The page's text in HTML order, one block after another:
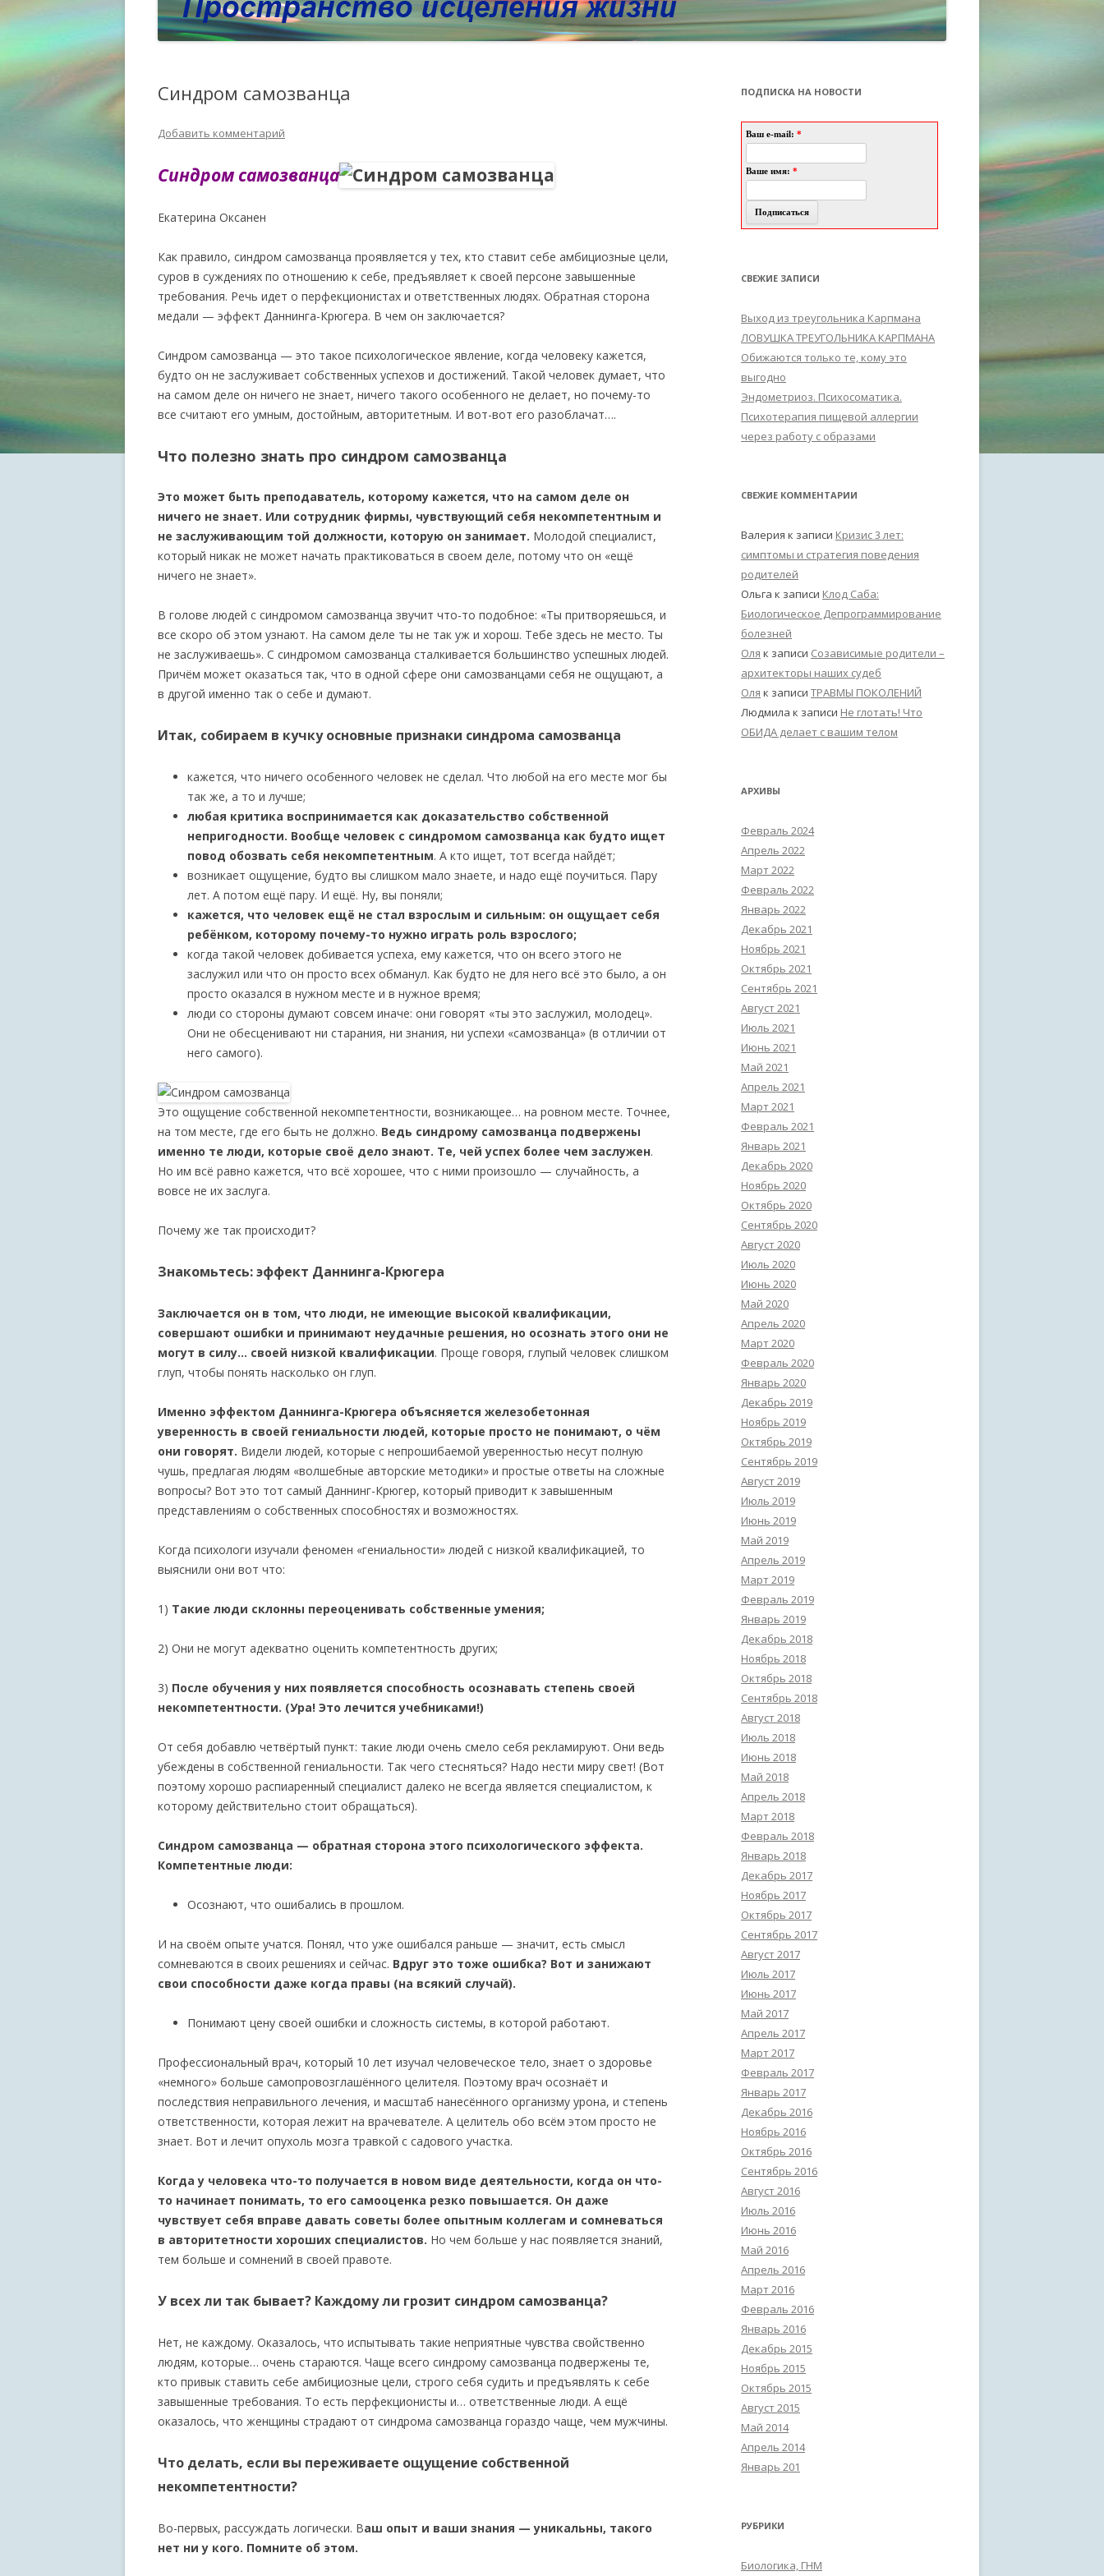
Синдром самозванца
Добавить комментарий
Синдром самозванца
Екатерина Оксанен
Как правило, синдром самозванца проявляется у тех, кто ставит себе амбициозные цели,
суров в суждениях по отношению к себе, предъявляет к своей персоне завышенные
требования. Речь идет о перфекционистах и ответственных людях. Обратная сторона
медали — эффект Даннинга-Крюгера. В чем он заключается?
Синдром самозванца — это такое психологическое явление, когда человеку кажется,
будто он не заслуживает собственных успехов и достижений. Такой человек думает, что
на самом деле он ничего не знает, ничего такого особенного не делает, но почему-то
все считают его умным, достойным, авторитетным. И вот-вот его разоблачат….
Что полезно знать про синдром самозванца
Это может быть преподаватель, которому кажется, что на самом деле он
ничего не знает. Или сотрудник фирмы, чувствующий себя некомпетентным и
не заслуживающим той должности, которую он занимает. Молодой специалист,
который никак не может начать практиковаться в своем деле, потому что он «ещё
ничего не знает».
В голове людей с синдромом самозванца звучит что-то подобное: «Ты притворяешься, и
все скоро об этом узнают. На самом деле ты не так уж и хорош. Тебе здесь не место. Ты
не заслуживаешь». С синдромом самозванца сталкивается большинство успешных людей.
Причём может оказаться так, что в одной сфере они самозванцами себя не ощущают, а
в другой именно так о себе и думают.
Итак, собираем в кучку основные признаки синдрома самозванца
кажется, что ничего особенного человек не сделал. Что любой на его месте мог бы
так же, а то и лучше;
любая критика воспринимается как доказательство собственной
непригодности. Вообще человек с синдромом самозванца как будто ищет
повод обозвать себя некомпетентным. А кто ищет, тот всегда найдёт;
возникает ощущение, будто вы слишком мало знаете, и надо ещё поучиться. Пару
лет. А потом ещё пару. И ещё. Ну, вы поняли;
кажется, что человек ещё не стал взрослым и сильным: он ощущает себя
ребёнком, которому почему-то нужно играть роль взрослого;
когда такой человек добивается успеха, ему кажется, что он всего этого не
заслужил или что он просто всех обманул. Как будто не для него всё это было, а он
просто оказался в нужном месте и в нужное время;
люди со стороны думают совсем иначе: они говорят «ты это заслужил, молодец».
Они не обесценивают ни старания, ни знания, ни успехи «самозванца» (в отличии от
него самого).
Это ощущение собственной некомпетентности, возникающее… на ровном месте. Точнее,
на том месте, где его быть не должно. Ведь синдрому самозванца подвержены
именно те люди, которые своё дело знают. Те, чей успех более чем заслужен.
Но им всё равно кажется, что всё хорошее, что с ними произошло — случайность, а
вовсе не их заслуга.
Почему же так происходит?
Знакомьтесь: эффект Даннинга-Крюгера
Заключается он в том, что люди, не имеющие высокой квалификации,
совершают ошибки и принимают неудачные решения, но осознать этого они не
могут в силу… своей низкой квалификации. Проще говоря, глупый человек слишком
глуп, чтобы понять насколько он глуп.
Именно эффектом Даннинга-Крюгера объясняется железобетонная
уверенность в своей гениальности людей, которые просто не понимают, о чём
они говорят. Видели людей, которые с непрошибаемой уверенностью несут полную
чушь, предлагая людям «волшебные авторские методики» и простые ответы на сложные
вопросы? Вот это тот самый Даннинг-Крюгер, который приводит к завышенным
представлениям о собственных способностях и возможностях.
Когда психологи изучали феномен «гениальности» людей с низкой квалификацией, то
выяснили они вот что:
1) Такие люди склонны переоценивать собственные умения;
2) Они не могут адекватно оценить компетентность других;
3) После обучения у них появляется способность осознавать степень своей
некомпетентности. (Ура! Это лечится учебниками!)
От себя добавлю четвёртый пункт: такие люди очень смело себя рекламируют. Они ведь
убеждены в собственной гениальности. Так чего стесняться? Надо нести миру свет! (Вот
поэтому хорошо распиаренный специалист далеко не всегда является специалистом, к
которому действительно стоит обращаться).
Синдром самозванца — обратная сторона этого психологического эффекта.
Компетентные люди:
Осознают, что ошибались в прошлом.
И на своём опыте учатся. Понял, что уже ошибался раньше — значит, есть смысл
сомневаются в своих решениях и сейчас. Вдруг это тоже ошибка? Вот и занижают
свои способности даже когда правы (на всякий случай).
Понимают цену своей ошибки и сложность системы, в которой работают.
Профессиональный врач, который 10 лет изучал человеческое тело, знает о здоровье
«немного» больше самопровозглашённого целителя. Поэтому врач осознаёт и
последствия неправильного лечения, и масштаб нанесённого организму урона, и степень
ответственности, которая лежит на врачевателе. А целитель обо всём этом просто не
знает. Вот и лечит опухоль мозга травкой с садового участка.
Когда у человека что-то получается в новом виде деятельности, когда он что-
то начинает понимать, то его самооценка резко повышается. Он даже
чувствует себя вправе давать советы более опытным коллегам и сомневаться
в авторитетности хороших специалистов. Но чем больше у нас появляется знаний,
тем больше и сомнений в своей правоте.
У всех ли так бывает? Каждому ли грозит синдром самозванца?
Нет, не каждому. Оказалось, что испытывать такие неприятные чувства свойственно
людям, которые… очень стараются. Чаще всего синдрому самозванца подвержены те,
кто привык ставить себе амбициозные цели, строго себя судить и предъявлять к себе
завышенные требования. То есть перфекционисты и… ответственные люди. А ещё
оказалось, что женщины страдают от синдрома самозванца гораздо чаще, чем мужчины.
Что делать, если вы переживаете ощущение собственной
некомпетентности?
Во-первых, рассуждать логически. Ваш опыт и ваши знания — уникальны, такого
нет ни у кого. Помните об этом.
ПОДПИСКА НА НОВОСТИ
Ваш e-mail: *
Ваше имя: *
СВЕЖИЕ ЗАПИСИ
Выход из треугольника Карпмана
ЛОВУШКА ТРЕУГОЛЬНИКА КАРПМАНА
Обижаются только те, кому это
выгодно
Эндометриоз. Психосоматика.
Психотерапия пищевой аллергии
через работу с образами
СВЕЖИЕ КОММЕНТАРИИ
Валерия к записи Кризис 3 лет:
симптомы и стратегия поведения
родителей
Ольга к записи Клод Саба:
Биологическое Депрограммирование
болезней
Оля к записи Созависимые родители –
архитекторы наших судеб
Оля к записи ТРАВМЫ ПОКОЛЕНИЙ
Людмила к записи Не глотать! Что
ОБИДА делает с вашим телом
АРХИВЫ
Февраль 2024
Апрель 2022
Март 2022
Февраль 2022
Январь 2022
Декабрь 2021
Ноябрь 2021
Октябрь 2021
Сентябрь 2021
Август 2021
Июль 2021
Июнь 2021
Май 2021
Апрель 2021
Март 2021
Февраль 2021
Январь 2021
Декабрь 2020
Ноябрь 2020
Октябрь 2020
Сентябрь 2020
Август 2020
Июль 2020
Июнь 2020
Май 2020
Апрель 2020
Март 2020
Февраль 2020
Январь 2020
Декабрь 2019
Ноябрь 2019
Октябрь 2019
Сентябрь 2019
Август 2019
Июль 2019
Июнь 2019
Май 2019
Апрель 2019
Март 2019
Февраль 2019
Январь 2019
Декабрь 2018
Ноябрь 2018
Октябрь 2018
Сентябрь 2018
Август 2018
Июль 2018
Июнь 2018
Май 2018
Апрель 2018
Март 2018
Февраль 2018
Январь 2018
Декабрь 2017
Ноябрь 2017
Октябрь 2017
Сентябрь 2017
Август 2017
Июль 2017
Июнь 2017
Май 2017
Апрель 2017
Март 2017
Февраль 2017
Январь 2017
Декабрь 2016
Ноябрь 2016
Октябрь 2016
Сентябрь 2016
Август 2016
Июль 2016
Июнь 2016
Май 2016
Апрель 2016
Март 2016
Февраль 2016
Январь 2016
Декабрь 2015
Ноябрь 2015
Октябрь 2015
Август 2015
Май 2014
Апрель 2014
Январь 201
РУБРИКИ
Биологика, ГНМ